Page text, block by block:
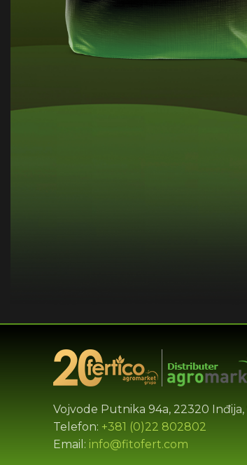
Vojvode Putnika 94a, 22320 Inđija,
Telefon: +381 (0)22 802802
Email: info@fitofert.com